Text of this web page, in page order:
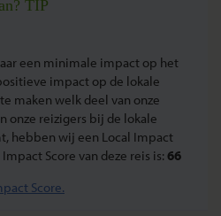
TIP
een minimale impact op het
impact op de lokale
maken welk deel van onze
onze reizigers bij de lokale
hebben wij een Local Impact
Score van deze reis is: 66
Score.